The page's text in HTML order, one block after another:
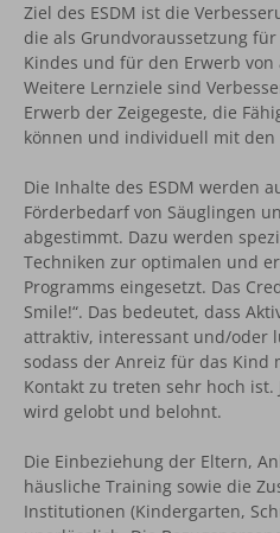
Ziel des ESDM ist die
die als Grundvoraussetzung
Kindes und für den Erwerb
Weitere Lernziele sind
Erwerb der Zeigegeste, die
können und individuell mit den
Die Inhalte des ESDM werden
Förderbedarf von Säuglingen
abgestimmt. Dazu werden
Techniken zur optimalen und
Programms eingesetzt. Das
Smile!“. Das bedeutet, dass
attraktiv, interessant und/oder
sodass der Anreiz für das Kind
Kontakt zu treten sehr hoch ist.
wird gelobt und belohnt.
Die Einbeziehung der Eltern,
häusliche Training sowie die
Institutionen (Kindergarten,